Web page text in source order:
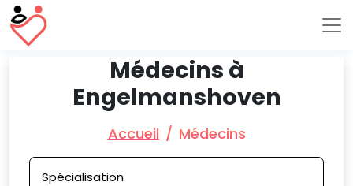
Médecins à
Engelmanshoven
Accueil Médecins